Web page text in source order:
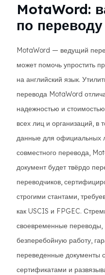
MotaWord:
по переводу
MotaWord — ведущий
может помочь упростить
на английский язык.
перевода MotaWord
надежностью и
всех лиц и организаций,
данные для официальных
совместного перевода,
документ будет твёрдо
переводчиков,
строгими стантами,
как USCIS и FPGEC.
своевременные
безперебойную работу,
переведенные документы
сертификатами и